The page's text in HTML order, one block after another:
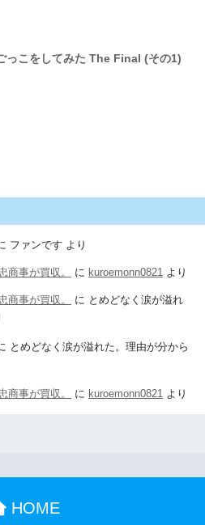
っこをしてみた The Final (その1)
ファンです より
商事が買収。 に kuroemonn0821 より
商事が買収。 に とめどなく涙が溢れ
とめどなく涙が溢れた。理由が分から
商事が買収。 に kuroemonn0821 より
HOME